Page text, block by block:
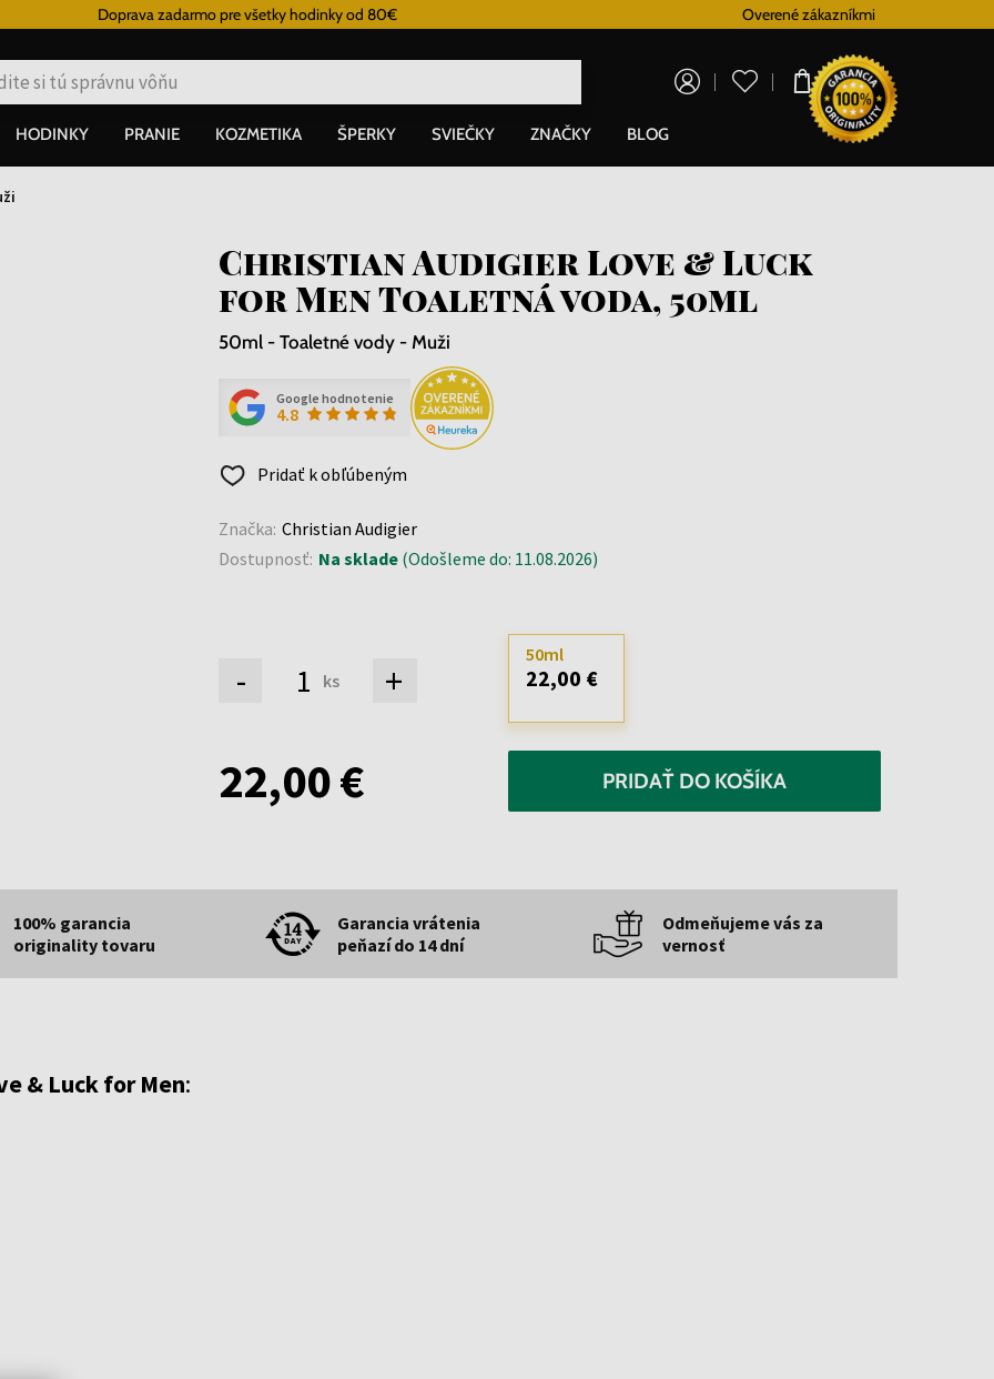
Doprava zadarmo pre všetky hodinky od 80€ Overené zákazníkmi
0,00 €
HODINKY PRANIE KOZMETIKA ŠPERKY SVIEČKY ZNAČKY BLOG
Christian Audigier Love & Luck
for Men Toaletná voda, 50ml
50ml - Toaletné vody - Muži
Google hodnotenie
4.8
Pridať k obľúbeným
Značka: Christian Audigier
Dostupnosť: Na sklade(Odošleme do: 11.08.2026)
- ks +
50ml
22,00 €
22,00 € PRIDAŤ DO KOŠÍKA
100% garancia
originality tovaru
Garancia vrátenia
peňazí do 14 dní
Odmeňujeme vás za
vernosť
& Luck for Men: